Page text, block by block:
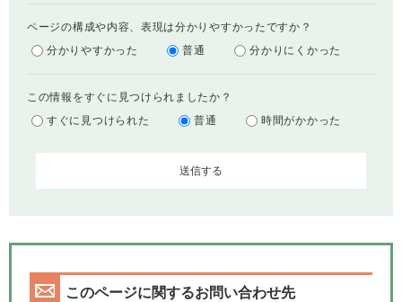
ページの構成や内容、表現は分かりやすかったですか？
分かりやすかった
普通 分かりにくかった
この情報をすぐに見つけられましたか？
すぐに見つけられた
普通 時間がかかった
このページに関するお問い合わせ先